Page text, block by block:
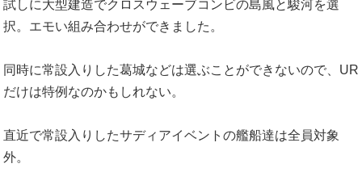
試しに大型建造でクロスウェーブコンビの島風と駿河を選
択。エモい組み合わせができました。
同時に常設入りした葛城などは選ぶことができないので、UR
だけは特例なのかもしれない。
直近で常設入りしたサディアイベントの艦船達は全員対象
外。